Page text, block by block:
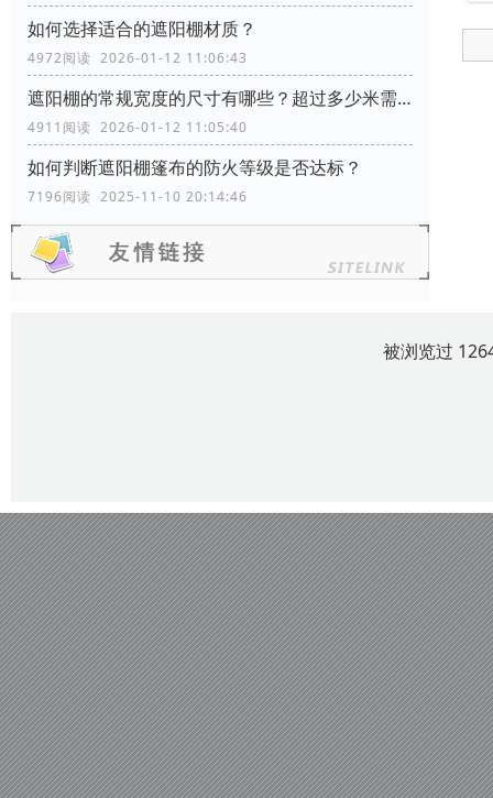
如何选择适合的遮阳棚材质？
4972阅读 2026-01-12 11:06:43
遮阳棚的常规宽度的尺寸有哪些？超过多少米需要增加支撑柱？
4911阅读 2026-01-12 11:05:40
如何判断遮阳棚篷布的防火等级是否达标？
7196阅读 2025-11-10 20:14:46
被浏览过